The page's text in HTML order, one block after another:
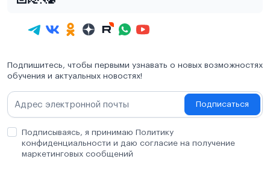
Подпишитесь, чтобы первыми узнавать о новых возможностях
обучения и актуальных новостях!
Подписаться
Подписываясь, я принимаю Политику
конфиденциальности и даю согласие на получение
маркетинговых сообщений